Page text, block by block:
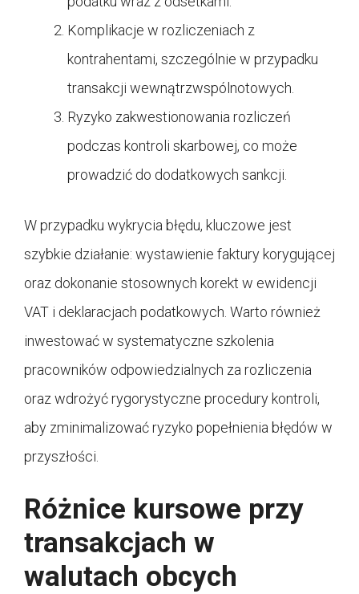
Komplikacje w rozliczeniach z
kontrahentami, szczególnie w przypadku
transakcji wewnątrzwspólnotowych.
Ryzyko zakwestionowania rozliczeń
podczas kontroli skarbowej, co może
prowadzić do dodatkowych sankcji.
W przypadku wykrycia błędu, kluczowe jest
szybkie działanie: wystawienie faktury korygującej
oraz dokonanie stosownych korekt w ewidencji
VAT i deklaracjach podatkowych. Warto również
inwestować w systematyczne szkolenia
pracowników odpowiedzialnych za rozliczenia
oraz wdrożyć rygorystyczne procedury kontroli,
aby zminimalizować ryzyko popełnienia błędów w
przyszłości.
Różnice kursowe przy
transakcjach w
walutach obcych